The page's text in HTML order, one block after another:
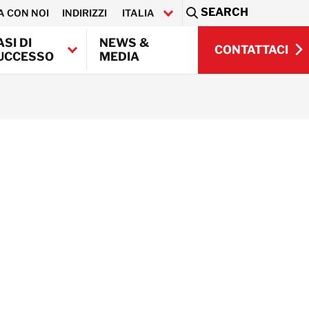
CON NOI INDIRIZZI ITALIA SEARCH
DI
NEWS &
MEDIA
CONTATTACI